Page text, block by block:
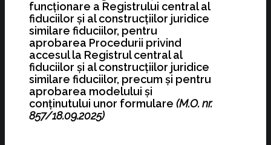
funcţionare a Registrului central al
fiduciilor şi al construcţiilor juridice
similare fiduciilor, pentru
aprobarea Procedurii privind
accesul la Registrul central al
fiduciilor şi al construcţiilor juridice
similare fiduciilor, precum şi pentru
aprobarea modelului şi
conţinutului unor formulare (M.O. nr.
857/18.09.2025)